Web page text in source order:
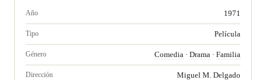
Año 1971
Tipo Película
Género Comedia · Drama · Familia
Dirección Miguel M. Delgado